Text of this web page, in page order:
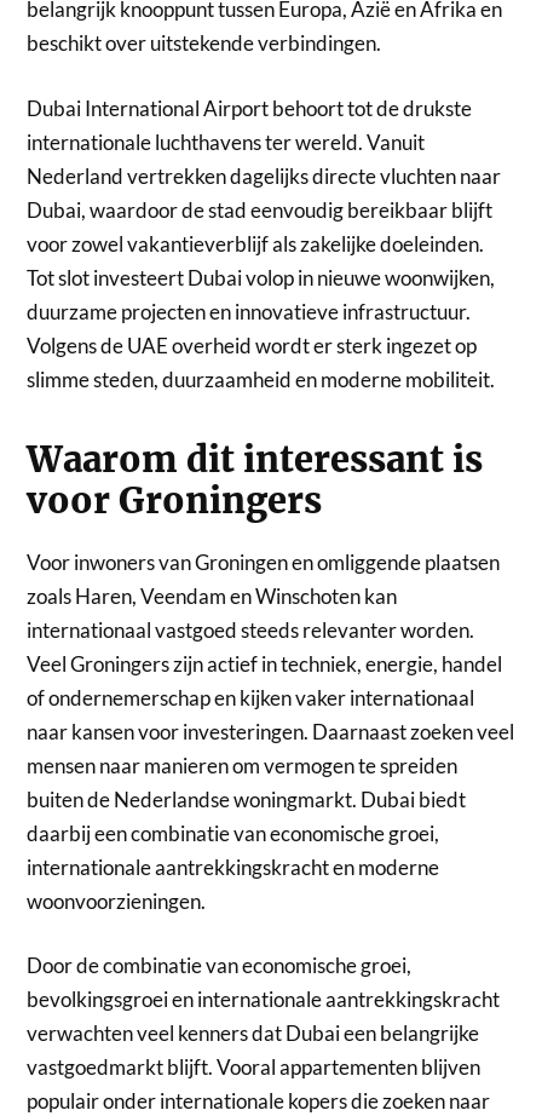
belangrijk knooppunt tussen Europa, Azië en Afrika en
beschikt over uitstekende verbindingen.
Dubai International Airport behoort tot de drukste
internationale luchthavens ter wereld. Vanuit
Nederland vertrekken dagelijks directe vluchten naar
Dubai, waardoor de stad eenvoudig bereikbaar blijft
voor zowel vakantieverblijf als zakelijke doeleinden.
Tot slot investeert Dubai volop in nieuwe woonwijken,
duurzame projecten en innovatieve infrastructuur.
Volgens de UAE overheid wordt er sterk ingezet op
slimme steden, duurzaamheid en moderne mobiliteit.
Waarom dit interessant is
voor Groningers
Voor inwoners van Groningen en omliggende plaatsen
zoals Haren, Veendam en Winschoten kan
internationaal vastgoed steeds relevanter worden.
Veel Groningers zijn actief in techniek, energie, handel
of ondernemerschap en kijken vaker internationaal
naar kansen voor investeringen. Daarnaast zoeken veel
mensen naar manieren om vermogen te spreiden
buiten de Nederlandse woningmarkt. Dubai biedt
daarbij een combinatie van economische groei,
internationale aantrekkingskracht en moderne
woonvoorzieningen.
Door de combinatie van economische groei,
bevolkingsgroei en internationale aantrekkingskracht
verwachten veel kenners dat Dubai een belangrijke
vastgoedmarkt blijft. Vooral appartementen blijven
populair onder internationale kopers die zoeken naar